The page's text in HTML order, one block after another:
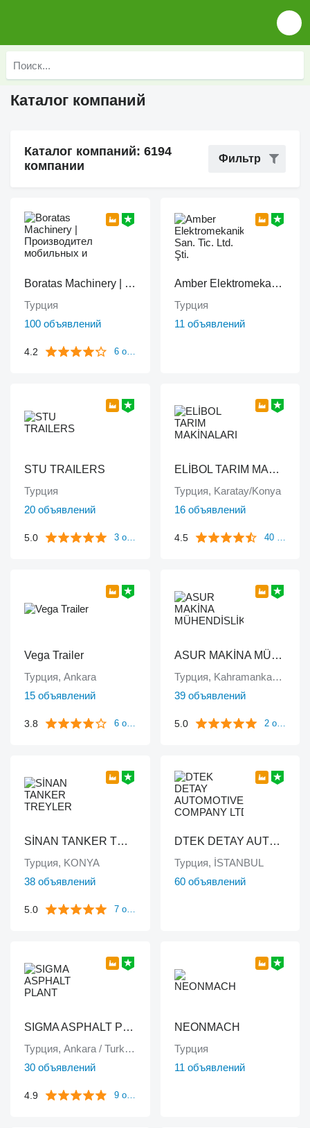
Каталог компаний
Каталог компаний: 6194
компании
Фильтр
Boratas Machinery | Производитель мобильных и стационарных дробильно-сортировочных установок
Турция
100 объявлений
4.2 6 отзывов
Amber Elektromekanik San. Tic. Ltd. Şti.
Турция
11 объявлений
STU TRAILERS
Турция
20 объявлений
5.0 3 отзыва
ELİBOL TARIM MAKİNALARI
Турция, Karatay/Konya
16 объявлений
4.5 40 отзывов
Vega Trailer
Турция, Ankara
15 объявлений
3.8 6 отзывов
ASUR MAKİNA MÜHENDİSLİK
Турция, Kahramankazan/ANKARA
39 объявлений
5.0 2 отзыва
SİNAN TANKER TREYLER
Турция, KONYA
38 объявлений
5.0 7 отзывов
DTEK DETAY AUTOMOTIVE COMPANY LTD
Турция, İSTANBUL
60 объявлений
SIGMA ASPHALT PLANT
Турция, Ankara / Turkiye
30 объявлений
4.9 9 отзывов
NEONMACH
Турция
11 объявлений